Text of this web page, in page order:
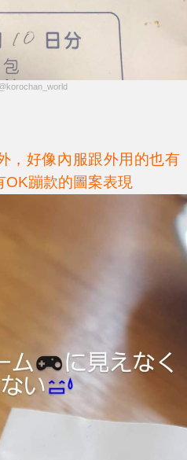
，好像內服跟外用的也有
OK蹦款的圖案表現